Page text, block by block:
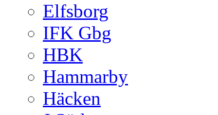
Elfsborg
IFK Gbg
HBK
Hammarby
Häcken